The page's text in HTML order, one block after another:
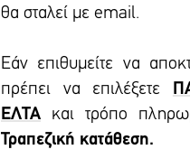
θα σταλεί με email.
Εάν επιθυμείτε να
πρέπει να επιλέξετε
ΕΛΤΑ και τρόπο
Τραπεζική κατάθεση.